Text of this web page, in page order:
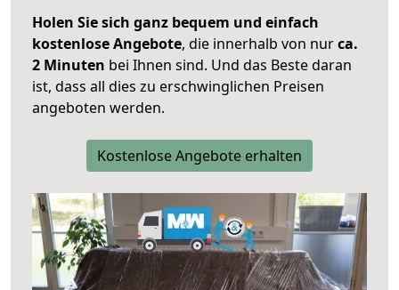
Holen Sie sich ganz bequem und einfach
kostenlose Angebote, die innerhalb von nurca.
2 Minuten bei Ihnen sind. Und das Beste daran
ist, dass all dies zu erschwinglichen Preisen
angeboten werden.
Kostenlose Angebote erhalten